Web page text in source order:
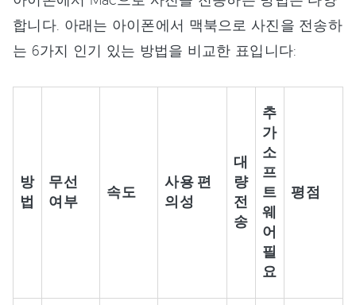
합니다. 아래는 아이폰에서 맥북으로 사진을 전송하
는 6가지 인기 있는 방법을 비교한 표입니다:
방
법
무선
여부
속도
사용 편
의성
대
량
전
송
추
가
소
프
트
웨
어
필
요
평점